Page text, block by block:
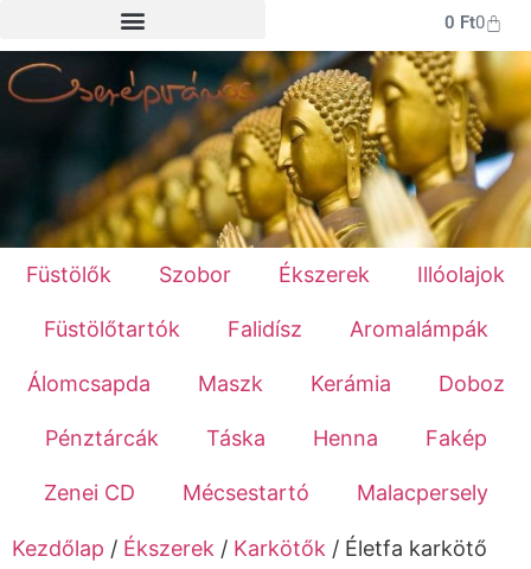
0 Ft0
Füstölők Szobor Ékszerek Illóolajok
Füstölőtartók Falidísz Aromalámpák
Álomcsapda Maszk Kerámia Doboz
Pénztárcák Táska Henna Fakép
Zenei CD Mécsestartó Malacpersely
Kezdőlap / Ékszerek / Karkötők / Életfa karkötő